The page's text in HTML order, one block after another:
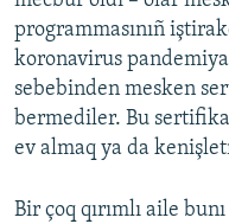
programmasınıñ
koronavirus
sebebinden mesken
bermediler. Bu
ev almaq ya da
Bir çoq qırımlı aile